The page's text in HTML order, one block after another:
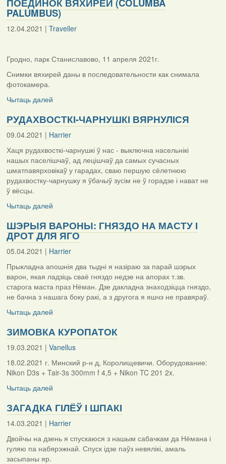
ПОЕДИНОК ВЯХИРЕЙ (COLUMBA
PALUMBUS)
12.04.2021 | Traveller
Гродно, парк Станиславово, 11 апреля 2021г.
Снимки вяхирей даны в последовательности как снимала
фотокамера.
Чытаць далей
РУДАХВОСТКІ-ЧАРНУШКІ ВЯРНУЛІСЯ
09.04.2021 | Harrier
Хаця рудахвосткі-чарнушкі ў нас - выключна насельнікі
нашых паселішчаў, ад лецішчаў да самых сучасных
шматпавярховікаў у гарадах, сваю першую сёлетнюю
рудахвостку-чарнушку я ўбачыў зусім не ў горадзе і нават не
ў вёсцы.
Чытаць далей
ШЭРЫЯ ВАРОНЫ: ГНЯЗДО НА МАСТУ І
ДРОТ ДЛЯ ЯГО
05.04.2021 | Harrier
Прыкладна апошнія два тыдні я назіраю за парай шэрых
варон, якая ладзіць сваё гняздо недзе на апорах т.зв.
старога маста праз Нёман. Дзе дакладна знаходзіцца гняздо,
не бачна з нашага боку ракі, а з другога я яшчэ не правяраў.
Чытаць далей
ЗИМОВКА КУРОПАТОК
19.03.2021 | Vanellus
18.02.2021 г. Минский р-н д, Королищевичи. Оборудование:
Nikon D3s + Tair-3s 300mm f 4,5 + Nikon TC 201 2x.
Чытаць далей
ЗАГАДКА ГІЛЁЎ І ШПАКІ
14.03.2021 | Harrier
Двойчы на дзень я спускаюся з нашым сабачкам да Нёмана і
гуляю па набярэжнай. Спуск ідзе паўз невялікі, амаль
засыпаны яр.